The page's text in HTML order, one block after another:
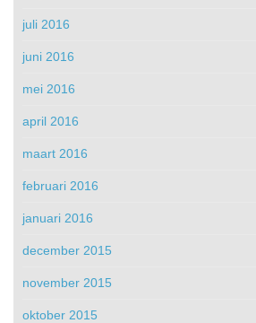
juli 2016
juni 2016
mei 2016
april 2016
maart 2016
februari 2016
januari 2016
december 2015
november 2015
oktober 2015